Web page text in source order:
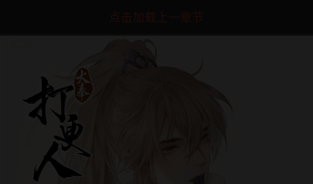
点击加载上一章节